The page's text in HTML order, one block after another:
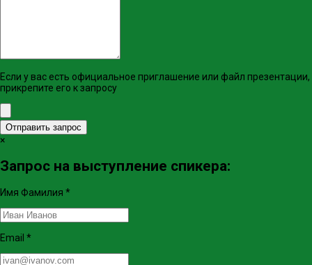
Если у вас есть официальное приглашение или файл презентации,
прикрепите его к запросу
Отправить запрос
×
Запрос на выступление спикера:
Имя Фамилия *
Email *